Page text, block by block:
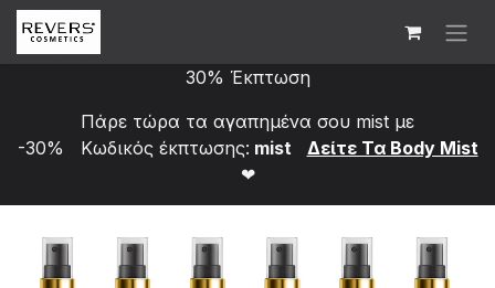
Skip to Content
30% Έκπτωση
Πάρε τώρα τα αγαπημένα σου mist με
-30% Κωδικός έκπτωσης: mist
Δείτε Τα Bod​y Mist
❤